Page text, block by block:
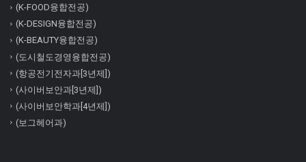
(K-FOOD융합전공)
(K-DESIGN융합전공)
(K-BEAUTY융합전공)
(도시철도경영융합전공)
(항공전기전자과[3년제])
(사이버보안과[3년제])
(사이버보안학과[4년제])
(보그헤어과)